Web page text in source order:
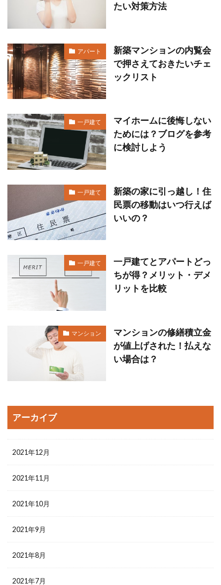
たい対策方法
アパート
新築マンションの内覧会
で押さえておきたいチェ
ックリスト
一戸建て
マイホームに後悔しない
ためには？ブログを参考
に検討しよう
一戸建て
新築の家に引っ越し！住
民票の移動はいつ行えば
いいの？
一戸建て
一戸建てとアパートどっ
ちが得？メリット・デメ
リットを比較
マンション
マンションの修繕積立金
が値上げされた！払えな
い場合は？
アーカイブ
2021年12月
2021年11月
2021年10月
2021年9月
2021年8月
2021年7月